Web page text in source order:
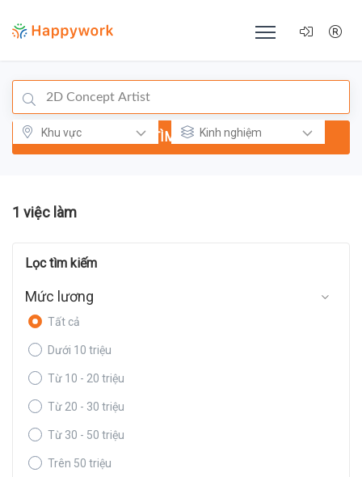
TÌM KIẾM
1 việc làm
Lọc tìm kiếm
Mức lương
Tất cả
Dưới 10 triệu
Từ 10 - 20 triệu
Từ 20 - 30 triệu
Từ 30 - 50 triệu
Trên 50 triệu